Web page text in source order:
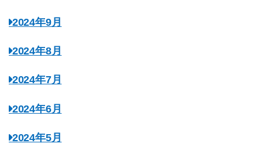
2024年9月
2024年8月
2024年7月
2024年6月
2024年5月